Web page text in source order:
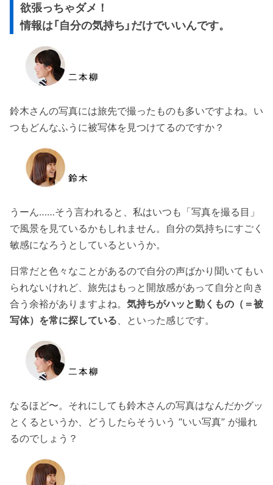
欲張っちゃダメ！
情報は「自分の気持ち」だけでいいんです。
鈴木さんの写真には旅先で撮ったものも多いですよね。い
つもどんなふうに被写体を見つけてるのですか？
うーん……そう言われると、私はいつも「写真を撮る目」
で風景を見ているかもしれません。自分の気持ちにすごく
敏感になろうとしているというか。
日常だと色々なことがあるので自分の声ばかり聞いてもい
られないけれど、旅先はもっと開放感があって自分と向き
合う余裕がありますよね。 気持ちがハッと動くもの（＝被
写体）を常に探している、といった感じです。
なるほど〜。それにしても鈴木さんの写真はなんだかグッ
とくるというか、どうしたらそういう “いい写真” が撮れ
るのでしょう？